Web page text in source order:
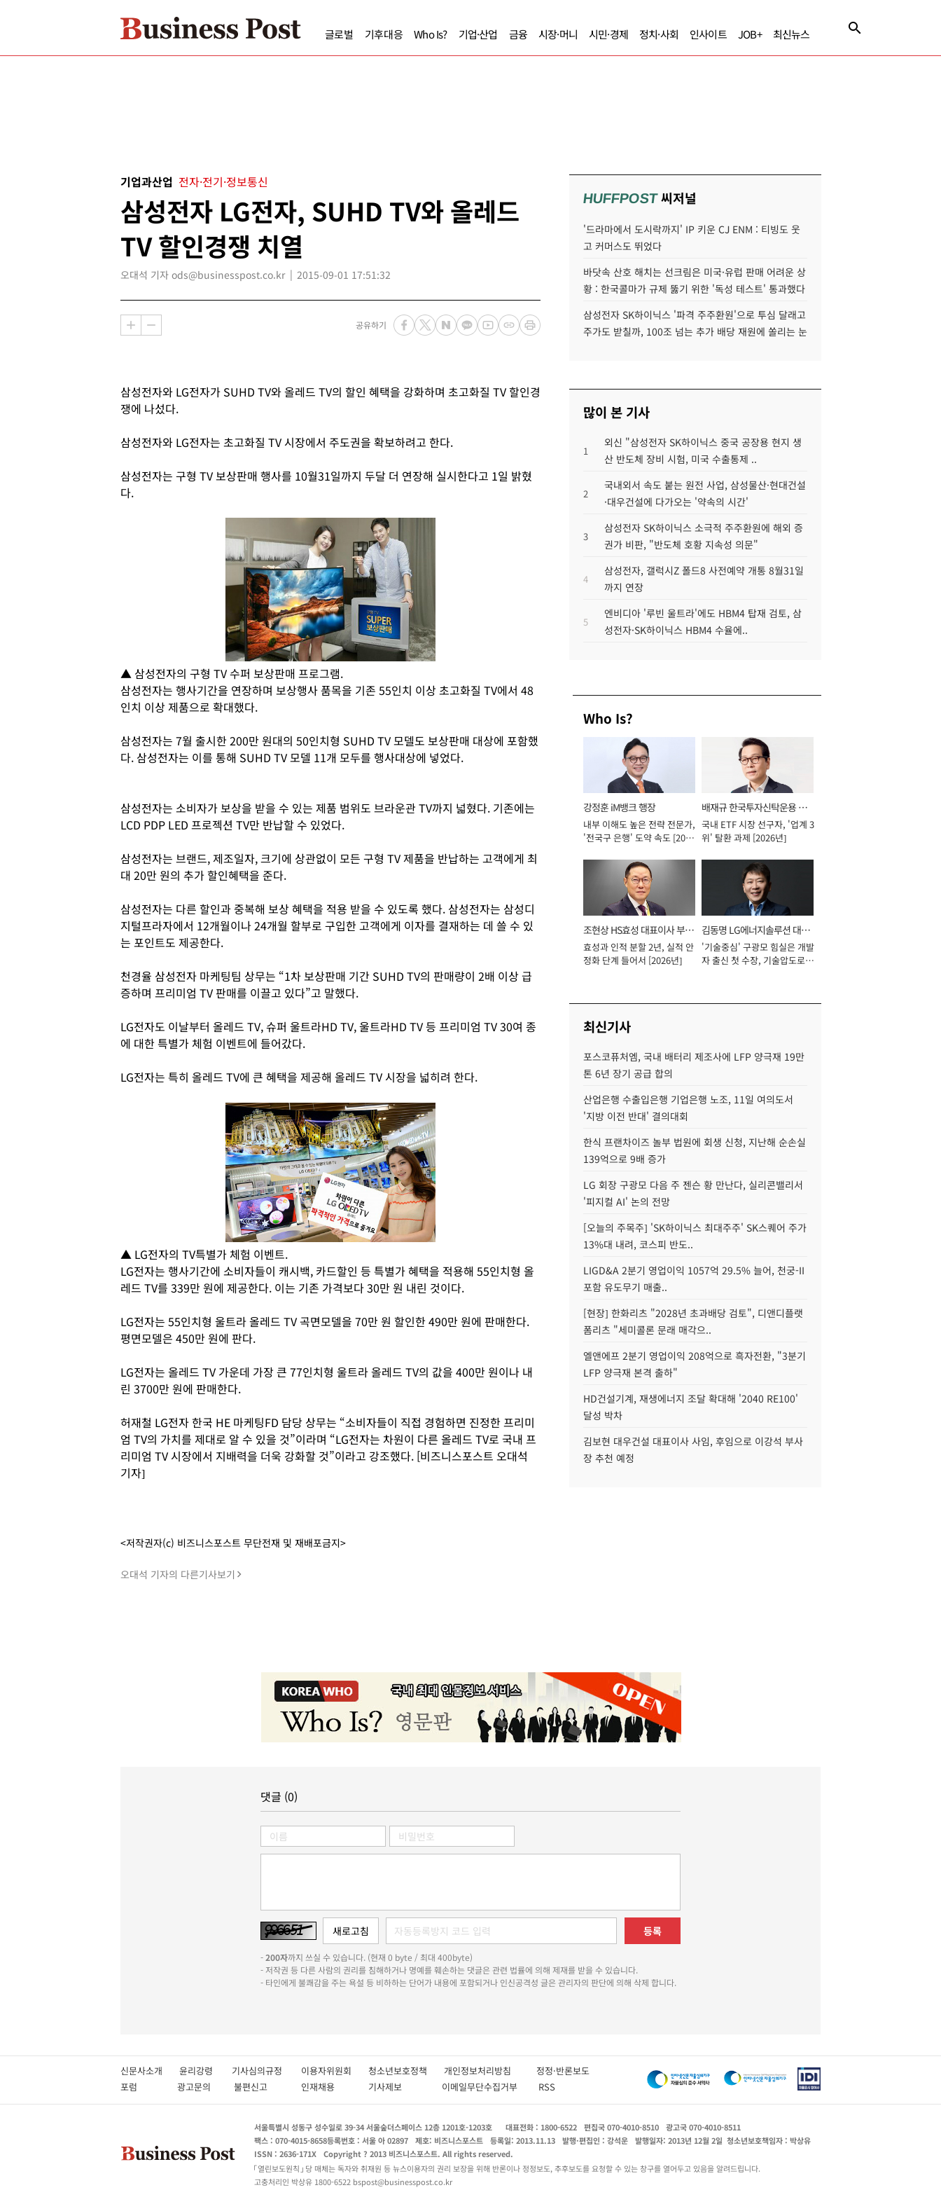
글로벌 기후대응 Who Is? 기업·산업 금융 시장·머니 시민·경제 정치·사회 인사이트 JOB+ 최신뉴스
기업과산업 전자·전기·정보통신
삼성전자 LG전자, SUHD TV와 올레드
TV 할인경쟁 치열
오대석 기자 ods@businesspost.co.kr 2015-09-01 17:51:32
공유하기
삼성전자와 LG전자가 SUHD TV와 올레드 TV의 할인 혜택을 강화하며 초고화질 TV 할인경
쟁에 나섰다.
삼성전자와 LG전자는 초고화질 TV 시장에서 주도권을 확보하려고 한다.
삼성전자는 구형 TV 보상판매 행사를 10월31일까지 두달 더 연장해 실시한다고 1일 밝혔
다.
▲ 삼성전자의 구형 TV 수퍼 보상판매 프로그램.
삼성전자는 행사기간을 연장하며 보상행사 품목을 기존 55인치 이상 초고화질 TV에서 48
인치 이상 제품으로 확대했다.
삼성전자는 7월 출시한 200만 원대의 50인치형 SUHD TV 모델도 보상판매 대상에 포함했
다. 삼성전자는 이를 통해 SUHD TV 모델 11개 모두를 행사대상에 넣었다.
삼성전자는 소비자가 보상을 받을 수 있는 제품 범위도 브라운관 TV까지 넓혔다. 기존에는
LCD PDP LED 프로젝션 TV만 반납할 수 있었다.
삼성전자는 브랜드, 제조일자, 크기에 상관없이 모든 구형 TV 제품을 반납하는 고객에게 최
대 20만 원의 추가 할인혜택을 준다.
삼성전자는 다른 할인과 중복해 보상 혜택을 적용 받을 수 있도록 했다. 삼성전자는 삼성디
지털프라자에서 12개월이나 24개월 할부로 구입한 고객에게 이자를 결재하는 데 쓸 수 있
는 포인트도 제공한다.
천경율 삼성전자 마케팅팀 상무는 “1차 보상판매 기간 SUHD TV의 판매량이 2배 이상 급
증하며 프리미엄 TV 판매를 이끌고 있다”고 말했다.
LG전자도 이날부터 올레드 TV, 슈퍼 울트라HD TV, 울트라HD TV 등 프리미엄 TV 30여 종
에 대한 특별가 체험 이벤트에 들어갔다.
LG전자는 특히 올레드 TV에 큰 혜택을 제공해 올레드 TV 시장을 넓히려 한다.
▲ LG전자의 TV특별가 체험 이벤트.
LG전자는 행사기간에 소비자들이 캐시백, 카드할인 등 특별가 혜택을 적용해 55인치형 올
레드 TV를 339만 원에 제공한다. 이는 기존 가격보다 30만 원 내린 것이다.
LG전자는 55인치형 울트라 올레드 TV 곡면모델을 70만 원 할인한 490만 원에 판매한다.
평면모델은 450만 원에 판다.
LG전자는 올레드 TV 가운데 가장 큰 77인치형 울트라 올레드 TV의 값을 400만 원이나 내
린 3700만 원에 판매한다.
허재철 LG전자 한국 HE 마케팅FD 담당 상무는 “소비자들이 직접 경험하면 진정한 프리미
엄 TV의 가치를 제대로 알 수 있을 것”이라며 “LG전자는 차원이 다른 올레드 TV로 국내 프
리미엄 TV 시장에서 지배력을 더욱 강화할 것”이라고 강조했다. [비즈니스포스트 오대석
기자]
<저작권자(c) 비즈니스포스트 무단전재 및 재배포금지>
오대석 기자의 다른기사보기
HUFFPOST씨저널
'드라마에서 도시락까지' IP 키운 CJ ENM : 티빙도 웃
고 커머스도 뛰었다
바닷속 산호 해치는 선크림은 미국·유럽 판매 어려운 상
황 : 한국콜마가 규제 뚫기 위한 '독성 테스트' 통과했다
삼성전자 SK하이닉스 '파격 주주환원'으로 투심 달래고
주가도 받칠까, 100조 넘는 추가 배당 재원에 쏠리는 눈
많이 본 기사
1
외신 "삼성전자 SK하이닉스 중국 공장용 현지 생
산 반도체 장비 시험, 미국 수출통제 ..
2
국내외서 속도 붙는 원전 사업, 삼성물산·현대건설
·대우건설에 다가오는 '약속의 시간'
3
삼성전자 SK하이닉스 소극적 주주환원에 해외 증
권가 비판, "반도체 호황 지속성 의문"
4
삼성전자, 갤럭시Z 폴드8 사전예약 개통 8월31일
까지 연장
5
엔비디아 '루빈 울트라'에도 HBM4 탑재 검토, 삼
성전자·SK하이닉스 HBM4 수율에..
Who Is?
강정훈 iM뱅크 행장
내부 이해도 높은 전략 전문가,
'전국구 은행' 도약 속도 [2026
배재규 한국투자신탁운용 대
표이사 사장
국내 ETF 시장 선구자, '업계 3
위' 탈환 과제 [2026년]
조현상 HS효성 대표이사 부회
장
효성과 인적 분할 2년, 실적 안
정화 단계 들어서 [2026년]
김동명 LG에너지솔루션 대표
이사 사장
'기술중심' 구광모 힘실은 개발
자 출신 첫 수장, 기술압도로
최신기사
포스코퓨처엠, 국내 배터리 제조사에 LFP 양극재 19만
톤 6년 장기 공급 합의
산업은행 수출입은행 기업은행 노조, 11일 여의도서
'지방 이전 반대' 결의대회
한식 프랜차이즈 놀부 법원에 회생 신청, 지난해 순손실
139억으로 9배 증가
LG 회장 구광모 다음 주 젠슨 황 만난다, 실리콘밸리서
'피지컬 AI' 논의 전망
[오늘의 주목주] 'SK하이닉스 최대주주' SK스퀘어 주가
13%대 내려, 코스피 반도..
LIGD&A 2분기 영업이익 1057억 29.5% 늘어, 천궁-II
포함 유도무기 매출..
[현장] 한화리츠 "2028년 초과배당 검토", 디앤디플랫
폼리츠 "세미콜론 문래 매각으..
엘앤에프 2분기 영업이익 208억으로 흑자전환, "3분기
LFP 양극재 본격 출하"
HD건설기계, 재생에너지 조달 확대해 '2040 RE100'
달성 박차
김보현 대우건설 대표이사 사임, 후임으로 이강석 부사
장 추천 예정
댓글 (0)
등록
-200자까지 쓰실 수 있습니다. (현재 0 byte / 최대 400byte)
- 저작권 등 다른 사람의 권리를 침해하거나 명예를 훼손하는 댓글은 관련 법률에 의해 제재를 받을 수 있습니다.
- 타인에게 불쾌감을 주는 욕설 등 비하하는 단어가 내용에 포함되거나 인신공격성 글은 관리자의 판단에 의해 삭제 합니다.
신문사소개 윤리강령 기사심의규정 이용자위원회 청소년보호정책 개인정보처리방침 정정·반론보도
포럼
광고문의 불편신고 인재채용 기사제보 이메일무단수집거부 RSS
서울특별시 성동구 성수일로 39-34 서울숲더스페이스 12층 1201호-1203호 대표전화 : 1800-6522 편집국 070-4010-8510
광고국 070-4010-8511
팩스 : 070-4015-8658등록번호 : 서울 아 02897 제호: 비즈니스포스트 등록일: 2013.11.13 발행·편집인 : 강석운 발행일자: 2013년 12월 2일 청소년보호책임자 : 박상유
ISSN : 2636-171X
Copyright ? 2013 비즈니스포스트. All rights reserved.
열린보도원칙
당 매체는 독자와 취재원 등 뉴스이용자의 권리 보장을 위해 반론이나 정정보도, 추후보도를 요청할 수 있는 창구를 열어두고 있음을 알려드립니다.
고충처리인 박상유 1800-6522 bspost@businesspost.co.kr